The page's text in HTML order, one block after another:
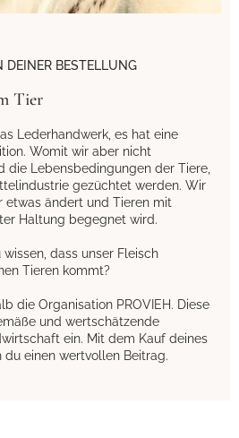
DEINER BESTELLUNG
Tier
Lederhandwerk, es hat eine
Womit wir aber nicht
die Lebensbedingungen der Tiere,
gezüchtet werden. Wir
etwas ändert und Tieren mit
Haltung begegnet wird.
dass unser Fleisch
Tieren kommt?
die Organisation PROVIEH. Diese
und wertschätzende
ein. Mit dem Kauf deines
du einen wertvollen Beitrag.